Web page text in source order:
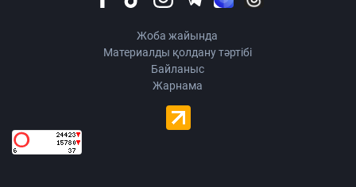
Жоба жайында
Материалды қолдану тәртібі
Байланыс
Жарнама